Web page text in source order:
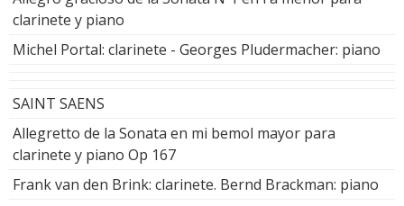
clarinete y piano
Michel Portal: clarinete - Georges Pludermacher: piano
SAINT SAENS
Allegretto de la Sonata en mi bemol mayor para
clarinete y piano Op 167
Frank van den Brink: clarinete. Bernd Brackman: piano